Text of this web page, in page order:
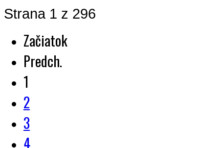
Strana 1 z 296
Začiatok
Predch.
1
2
3
4